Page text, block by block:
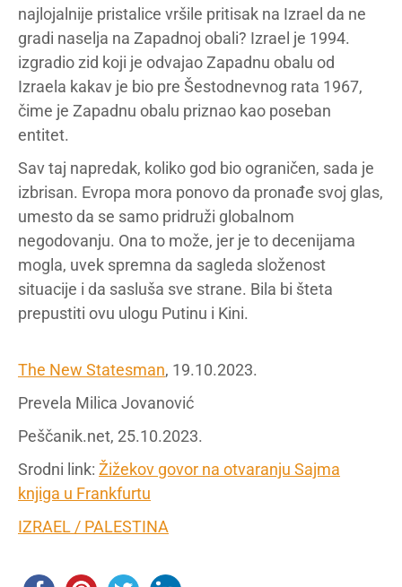
najlojalnije pristalice vršile pritisak na Izrael da ne
gradi naselja na Zapadnoj obali? Izrael je 1994.
izgradio zid koji je odvajao Zapadnu obalu od
Izraela kakav je bio pre Šestodnevnog rata 1967,
čime je Zapadnu obalu priznao kao poseban
entitet.
Sav taj napredak, koliko god bio ograničen, sada je
izbrisan. Evropa mora ponovo da pronađe svoj glas,
umesto da se samo pridruži globalnom
negodovanju. Ona to može, jer je to decenijama
mogla, uvek spremna da sagleda složenost
situacije i da sasluša sve strane. Bila bi šteta
prepustiti ovu ulogu Putinu i Kini.
The New Statesman, 19.10.2023.
Prevela Milica Jovanović
Peščanik.net, 25.10.2023.
Srodni link: Žižekov govor na otvaranju Sajma
knjiga u Frankfurtu
IZRAEL / PALESTINA